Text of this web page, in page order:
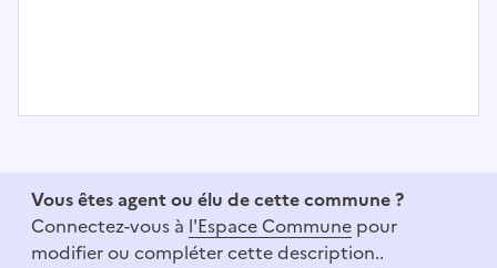
Vous êtes agent ou élu de cette commune ?
Connectez-vous à l'Espace Commune pour
modifier ou compléter cette description..